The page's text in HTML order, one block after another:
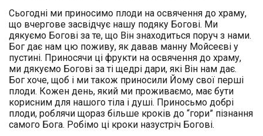
Сьогодні ми приносимо плоди на освячення до храму,
що вчергове засвідчує нашу подяку Богові. Ми
дякуємо Богові за те, що Він знаходиться поруч з нами.
Бог дає нам цю поживу, як давав манну Мойсеєві у
пустині. Приносячи ці фрукти на освячення до храму,
ми дякуємо Богові за ті щедрі дари, які Він нам дає.
Бог хоче, щоб і ми також приносили Йому свої перші
плоди. Кожен день, який ми проживаємо, має бути
корисним для нашого тіла і душі. Приносьмо добрі
плоди, роблячи щораз більше кроків до “гори” пізнання
самого Бога. Робімо ці кроки назустріч Богові.